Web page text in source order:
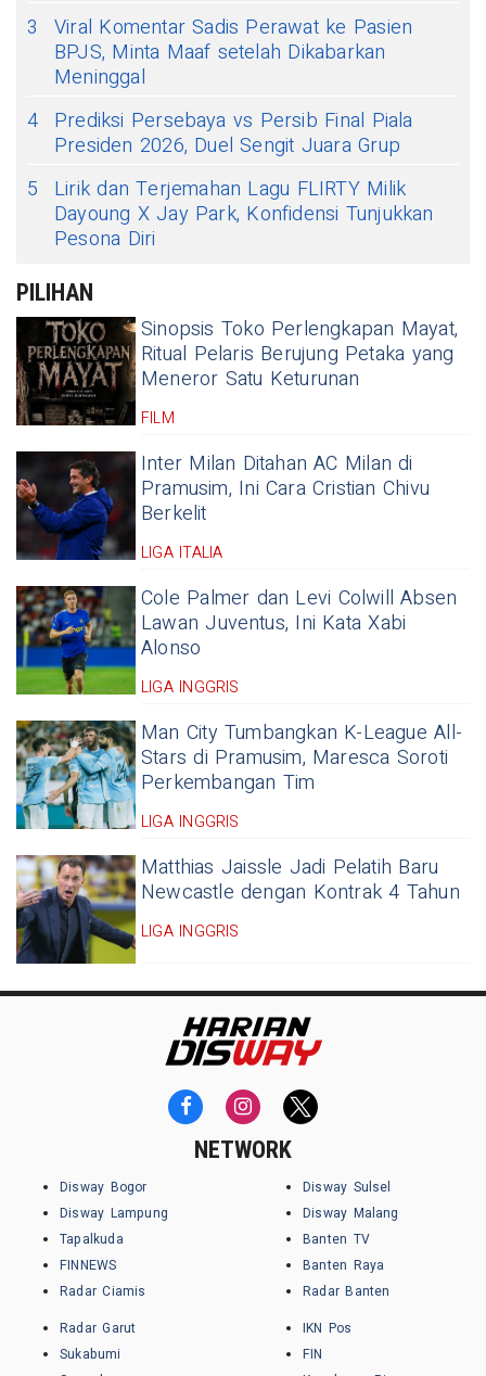
3
Viral Komentar Sadis Perawat ke Pasien
BPJS, Minta Maaf setelah Dikabarkan
Meninggal
4 Prediksi Persebaya vs Persib Final Piala
Presiden 2026, Duel Sengit Juara Grup
5
Lirik dan Terjemahan Lagu FLIRTY Milik
Dayoung X Jay Park, Konfidensi Tunjukkan
Pesona Diri
PILIHAN
Sinopsis Toko Perlengkapan Mayat,
Ritual Pelaris Berujung Petaka yang
Meneror Satu Keturunan
FILM
Inter Milan Ditahan AC Milan di
Pramusim, Ini Cara Cristian Chivu
Berkelit
LIGA ITALIA
Cole Palmer dan Levi Colwill Absen
Lawan Juventus, Ini Kata Xabi
Alonso
LIGA INGGRIS
Man City Tumbangkan K-League All-
Stars di Pramusim, Maresca Soroti
Perkembangan Tim
LIGA INGGRIS
Matthias Jaissle Jadi Pelatih Baru
Newcastle dengan Kontrak 4 Tahun
LIGA INGGRIS
NETWORK
Disway Bogor
Disway Lampung
Tapalkuda
FINNEWS
Radar Ciamis
Disway Sulsel
Disway Malang
Banten TV
Banten Raya
Radar Banten
Radar Garut
Sukabumi
IKN Pos
FIN